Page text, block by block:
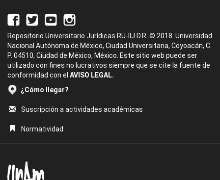
Repositorio Universitario Jurídicas RU-IIJ D.R. © 2018. Universidad
Nacional Autónoma de México, Ciudad Universitaria, Coyoacán, C.
P. 04510, Ciudad de México, México. Este sitio web puede ser
utilizado con fines no lucrativos siempre que se cite la fuente de
conformidad con el AVISO LEGAL.
¿Cómo llegar?
Suscripción a actividades académicas
Normatividad